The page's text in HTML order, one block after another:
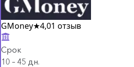
GMoney★4,01 отзыв
Срок
10 – 45 дн.